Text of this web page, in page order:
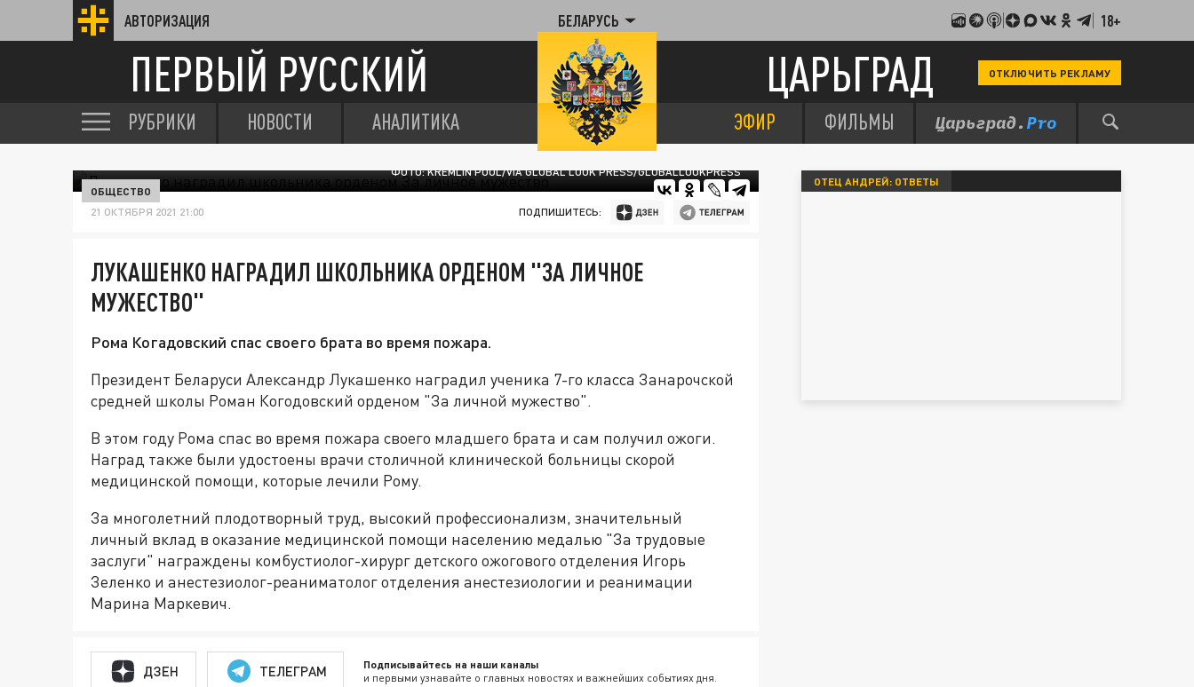
АВТОРИЗАЦИЯ БЕЛАРУСЬ 18+
ПЕРВЫЙ РУССКИЙ ЦАРЬГРАД ОТКЛЮЧИТЬ РЕКЛАМУ
РУБРИКИ НОВОСТИ АНАЛИТИКА ЭФИР ФИЛЬМЫ
ФОТО: KREMLIN POOL/VIA GLOBAL LOOK PRESS/GLOBALLOOKPRESS
ОБЩЕСТВО
21 ОКТЯБРЯ 2021 21:00 ПОДПИШИТЕСЬ:
ЛУКАШЕНКО НАГРАДИЛ ШКОЛЬНИКА ОРДЕНОМ "ЗА ЛИЧНОЕ
МУЖЕСТВО"
Рома Когадовский спас своего брата во время пожара.
Президент Беларуси Александр Лукашенко наградил ученика 7-го класса Занарочской
средней школы Роман Когодовский орденом "За личной мужество".
В этом году Рома спас во время пожара своего младшего брата и сам получил ожоги.
Наград также были удостоены врачи столичной клинической больницы скорой
медицинской помощи, которые лечили Рому.
За многолетний плодотворный труд, высокий профессионализм, значительный
личный вклад в оказание медицинской помощи населению медалью "За трудовые
заслуги" награждены комбустиолог-хирург детского ожогового отделения Игорь
Зеленко и анестезиолог-реаниматолог отделения анестезиологии и реанимации
Марина Маркевич.
ДЗЕН ТЕЛЕГРАМ Подписывайтесь на наши каналы
и первыми узнавайте о главных новостях и важнейших событиях дня.
ОТЕЦ АНДРЕЙ: ОТВЕТЫ